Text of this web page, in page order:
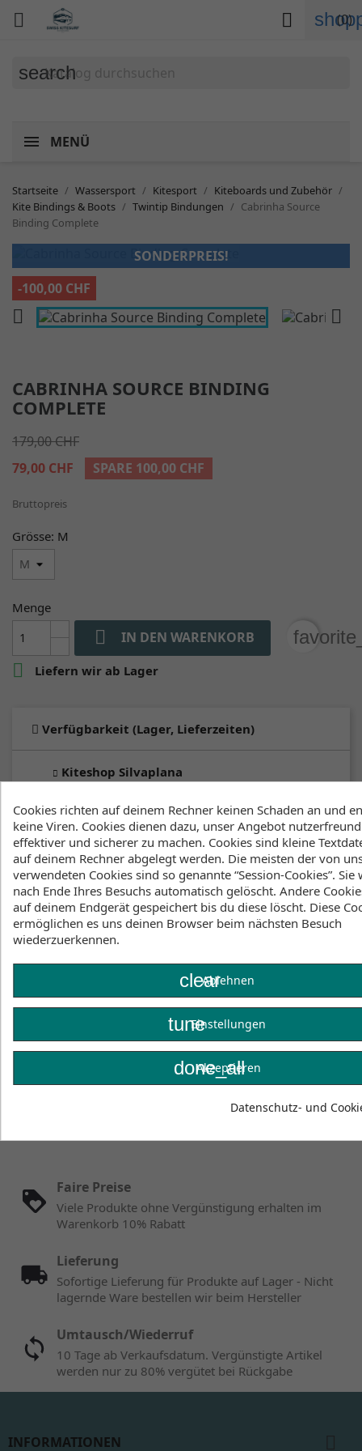
 (0)

search
MENÜ
Startseite Wassersport Kitesport
Kiteboards und Zubehör
Kite Bindings & Boots
Twintip Bindungen
Cabrinha Source
Binding Complete
SONDERPREIS!
-100,00 CHF
 
CABRINHA SOURCE BINDING
COMPLETE
179,00 CHF
79,00 CHF
SPARE 100,00 CHF
Bruttopreis
Grösse: M
Menge
 IN DEN WARENKORB

Liefern wir ab Lager
Verfügbarkeit (Lager, Lieferzeiten)
Kiteshop Silvaplana
an Lager:
1-3 Werktage
Klicke hier um die Lagerbestände anzuzeigen
Beschreibung
Artikeldetails
Faire Preise
Viele Produkte ohne Vergünstigung erhalten im
Warenkorb 10% Rabatt
Lieferung
Sofortige Lieferung für Produkte auf Lager - Nicht
lagernde Ware bestellen wir beim Hersteller
Umtausch/Wiederruf
10 Tage ab Verkaufsdatum. Vergünstigte Artikel
werden nur zu 80% vergütet bei Rückgabe
INFORMATIONEN
Cookies richten auf deinem Rechner keinen Schaden an und
keine Viren. Cookies dienen dazu, unser Angebot
effektiver und sicherer zu machen. Cookies sind kleine
auf deinem Rechner abgelegt werden. Die meisten der von
verwendeten Cookies sind so genannte “Session-Cookies”. Sie
nach Ende Ihres Besuchs automatisch gelöscht. Andere
auf deinem Endgerät gespeichert bis du diese löscht. Diese
ermöglichen es uns deinen Browser beim nächsten Besuch
wiederzuerkennen.
clearAblehnen
tuneEinstellungen
done_all
Akzeptieren
Datenschutz- und